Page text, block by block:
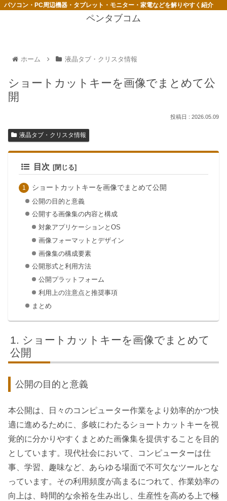
パソコン・PC周辺機器・タブレット・モニター・家電などを解りやすく紹介
ペンタブコム
ホーム 液晶タブ・クリスタ情報
ショートカットキーを画像でまとめて公
開
2026.05.09
液晶タブ・クリスタ情報
目次
ショートカットキーを画像でまとめて公開
公開の目的と意義
公開する画像集の内容と構成
対象アプリケーションとOS
画像フォーマットとデザイン
画像集の構成要素
公開形式と利用方法
公開プラットフォーム
利用上の注意点と推奨事項
まとめ
ショートカットキーを画像でまとめて
公開
公開の目的と意義
本公開は、日々のコンピューター作業をより効率的かつ快
適に進めるために、多岐にわたるショートカットキーを視
覚的に分かりやすくまとめた画像集を提供することを目的
としています。現代社会において、コンピューターは仕
事、学習、趣味など、あらゆる場面で不可欠なツールとな
っています。その利用頻度が高まるにつれて、作業効率の
向上は、時間的な余裕を生み出し、生産性を高める上で極